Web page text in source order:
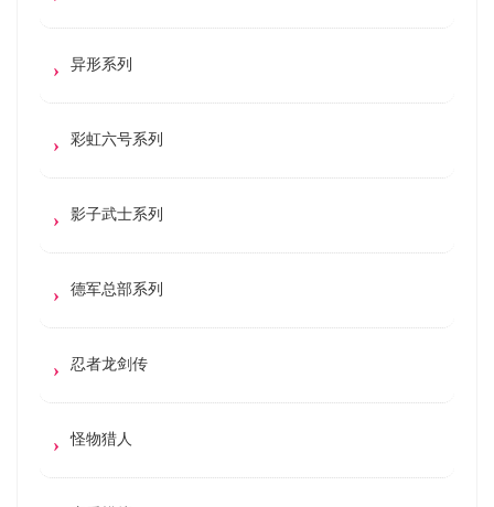
异形系列
彩虹六号系列
影子武士系列
德军总部系列
忍者龙剑传
怪物猎人